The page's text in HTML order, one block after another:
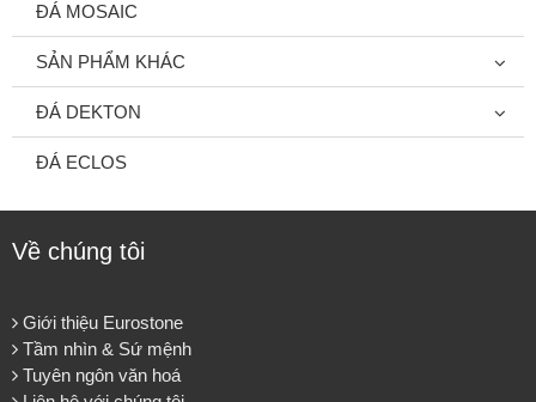
ĐÁ MOSAIC
SẢN PHẨM KHÁC
ĐÁ DEKTON
ĐÁ ECLOS
Về chúng tôi
Giới thiệu Eurostone
Tầm nhìn & Sứ mệnh
Tuyên ngôn văn hoá